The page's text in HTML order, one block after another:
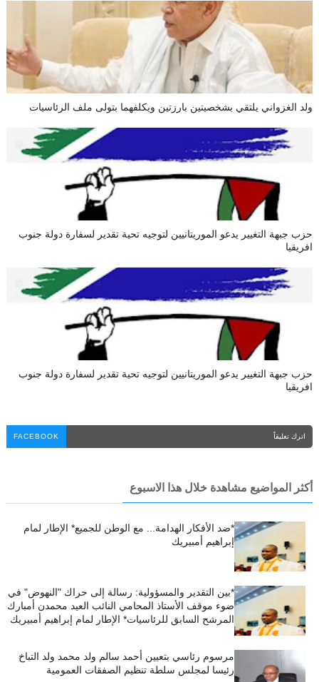
ولد الغزواني يلتقي بشخصيتين بارزتين ويكلفهما بتولى ملف الرئاسيات
حزب جبهة التغيير يدعو الموريتانيين لتوجيه تحية تقدير لسفارة دولة جنوب
افريقيا
حزب جبهة التغيير يدعو الموريتانيين لتوجيه تحية تقدير لسفارة دولة جنوب
افريقيا
اترك تعليقاً FACEBOOK
أكثر المواضيع مشاهدة خلال هذا الاسبوع
*ضد الأفكار الهدامة... مع الوطن للجميع* الإطار لمام
إبراهيم أمبيريك
*بين التقدير والمسؤولية: رسالة إلى حراك "النهوض" في
ضوء موقف الأستاذ المحامي النائب العيد محمدن أمبارك
المرشح السابق للرئاسيات* الإطار لمام إبراهيم أمبيريك
مرسوم رئاسي بتعيين أحمد سالم ولد محمد ولد التباخ
رئيسا لمجلس سلطة تنظيم الصفقات العمومية